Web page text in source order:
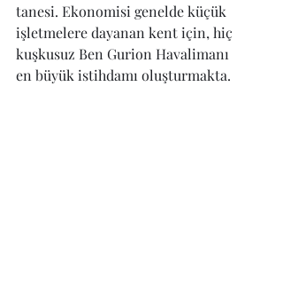
tanesi. Ekonomisi genelde küçük
işletmelere dayanan kent için, hiç
kuşkusuz Ben Gurion Havalimanı
en büyük istihdamı oluşturmakta.